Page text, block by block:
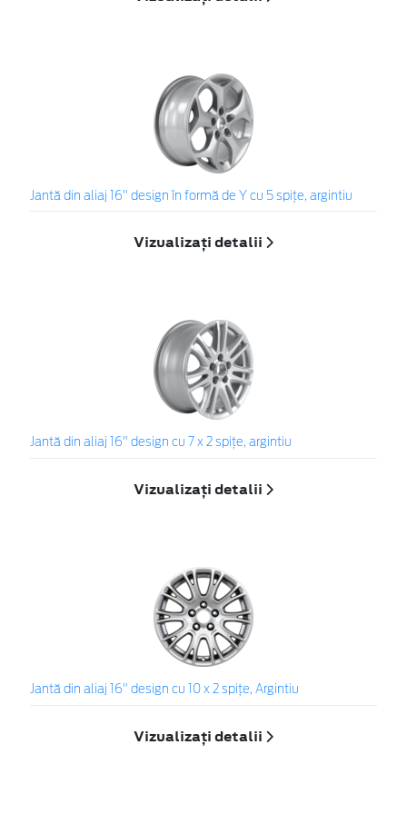
Jantă din aliaj 16" design în formă de Y cu 5 spiţe, argintiu
Vizualizați detalii
Jantă din aliaj 16" design cu 7 x 2 spiţe, argintiu
Vizualizați detalii
Jantă din aliaj 16" design cu 10 x 2 spiţe, Argintiu
Vizualizați detalii